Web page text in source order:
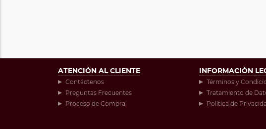
ATENCIÓN AL CLIENTE
Contáctenos
Preguntas Frecuentes
Proceso de Compra
INFORMACIÓN
Términos y
Tratamiento de
Política de